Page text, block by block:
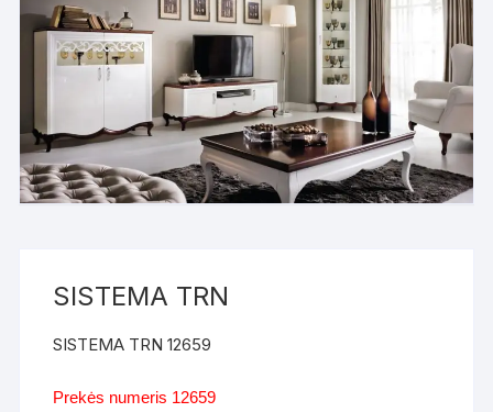
SISTEMA TRN
SISTEMA TRN 12659
Prekės numeris 12659